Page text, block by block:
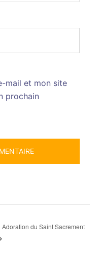
mail et mon site
prochain
Adoration du Saint Sacrement